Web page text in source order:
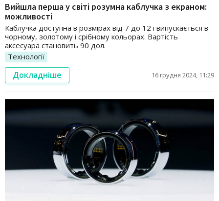
Вийшла перша у світі розумна каблучка з екраном:
можливості
Каблучка доступна в розмірах від 7 до 12 і випускається в
чорному, золотому і срібному кольорах. Вартість
аксесуара становить 90 дол.
Технології
Докладніше 16 грудня 2024, 11:29